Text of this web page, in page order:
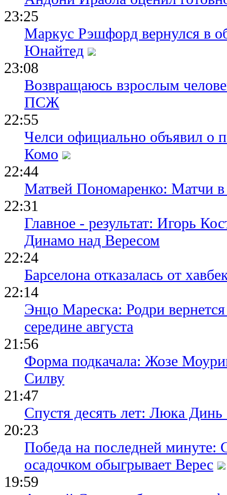
23:25
Маркус Рэшфорд вернулся в
Юнайтед
23:08
Возвращаюсь взрослым
ПСЖ
22:55
Челси официально объявил о
Комо
22:44
Матвей Пономаренко: Матчи в
22:31
Главное - результат: Игорь
Динамо над Вересом
22:24
Барселона отказалась от
22:14
Энцо Мареска: Родри
середине августа
21:56
Форма подкачала: Жозе
Силву
21:47
Спустя десять лет: Люка
20:23
Победа на последней минуте:
осадочком обыгрывает Верес
19:59